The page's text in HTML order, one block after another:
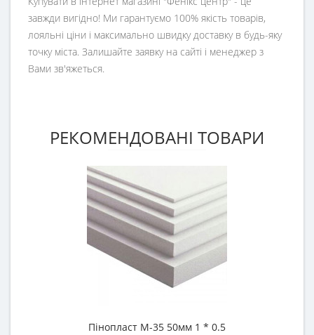
завжди вигідно! Ми гарантуємо 100% якість товарів,
лояльні ціни і максимально швидку доставку в будь-яку
точку міста. Залишайте заявку на сайті і менеджер з
Вами зв'яжеться.
РЕКОМЕНДОВАНІ ТОВАРИ
Пінопласт М-35 50мм 1 * 0.5